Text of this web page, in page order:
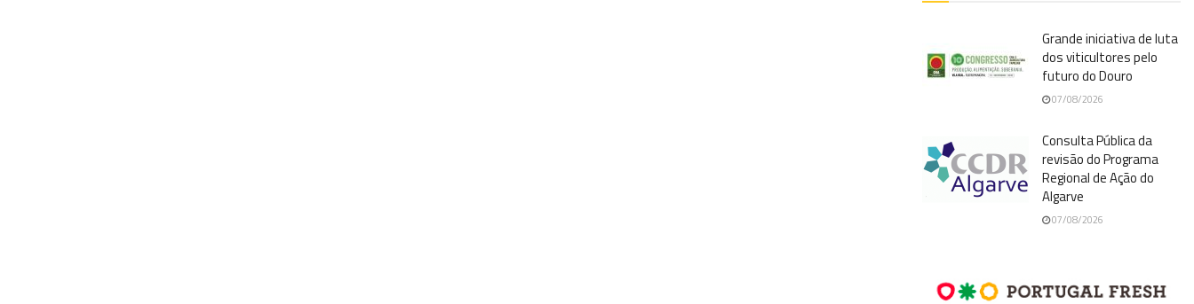
Grande iniciativa de luta
dos viticultores pelo
futuro do Douro
07/08/2026
Consulta Pública da
revisão do Programa
Regional de Ação do
Algarve
07/08/2026